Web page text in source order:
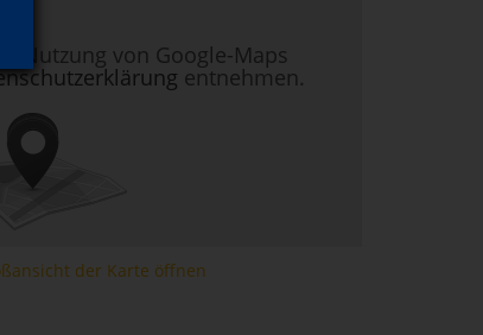
Nutzung von Google-Maps
entnehmen.
der Karte öffnen